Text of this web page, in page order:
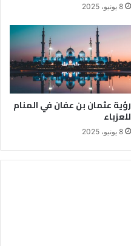
8 يونيو، 2025
رؤية عثمان بن عفان في المنام
للعزباء
8 يونيو، 2025